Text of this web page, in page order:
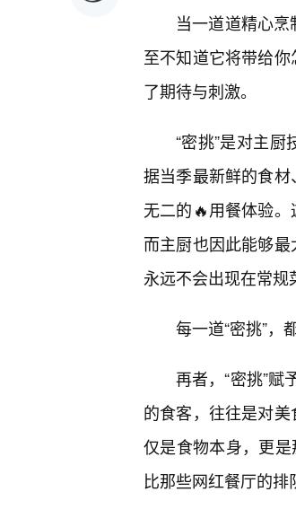
当一道道精心
至不知道它将带给
了期待与刺激。
“密挑”是对主
据当季最新鲜的食
无二的🔥用餐体验
而主厨也因此能够
永远不会出现在常规
每一道“密挑”，
再者，“密挑”赋
的食客，往往是对
仅是食物本身，更
比那些网红餐厅的排